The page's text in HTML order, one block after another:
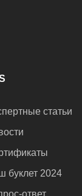
статьи
буклет 2024
ответ